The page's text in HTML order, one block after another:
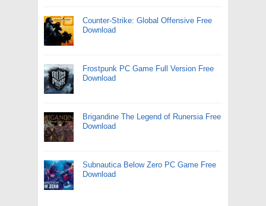
Counter-Strike: Global Offensive Free
Download
Frostpunk PC Game Full Version Free
Download
Brigandine The Legend of Runersia Free
Download
Subnautica Below Zero PC Game Free
Download